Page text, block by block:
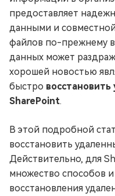
предоставляет
данными и
файлов по-прежнему
данных может
хорошей новостью
быстро
SharePoint.
В этой подробной
восстановить
Действительно, для
множество способов
восстановления